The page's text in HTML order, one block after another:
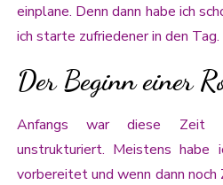
einplane. Denn dann habe ich
ich starte zufriedener in den Tag.
Der Beginn einer
Anfangs war diese Zeit
unstrukturiert. Meistens habe
vorbereitet und wenn dann noch